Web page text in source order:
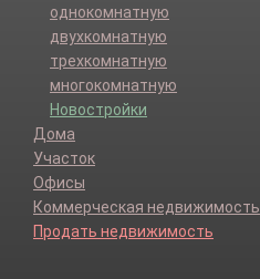
однокомнатную
двухкомнатную
трехкомнатную
многокомнатную
Новостройки
Дома
Участок
Офисы
Коммерческая недвижимость
Продать недвижимость